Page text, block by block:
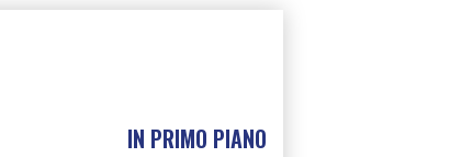
ingressi al cinema
in pedana'
IN PRIMO PIANO